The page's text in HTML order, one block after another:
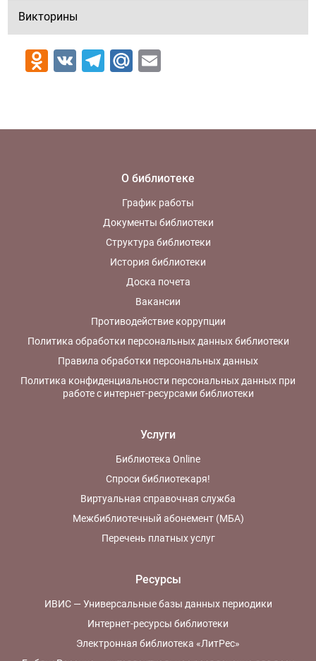
Викторины
Odnoklassniki
VK Telegram
Mail.Ru
О библиотеке
График работы
Документы библиотеки
Структура библиотеки
История библиотеки
Доска почета
Вакансии
Противодействие коррупции
Политика обработки персональных данных библиотеки
Правила обработки персональных данных
Политика конфиденциальности персональных данных при
работе с интернет-ресурсами библиотеки
Услуги
Библиотека Online
Спроси библиотекаря!
Виртуальная справочная служба
Межбиблиотечный абонемент (МБА)
Перечень платных услуг
Ресурсы
ИВИС — Универсальные базы данных периодики
Интернет-ресурсы библиотеки
Электронная библиотека «ЛитРес»